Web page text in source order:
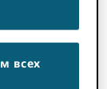
в
всех